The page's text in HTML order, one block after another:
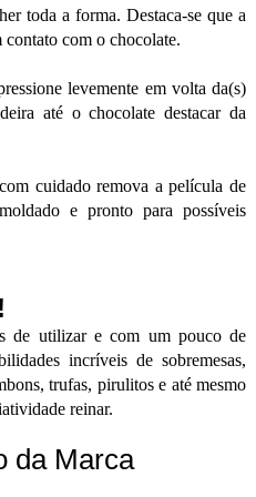
toda a forma. Destaca-se que a
contato com o chocolate.
levemente em volta da(s)
até o chocolate destacar da
cuidado remova a película de
e pronto para possíveis
de utilizar e com um pouco de
incríveis de sobremesas,
trufas, pirulitos e até mesmo
reinar.
da Marca